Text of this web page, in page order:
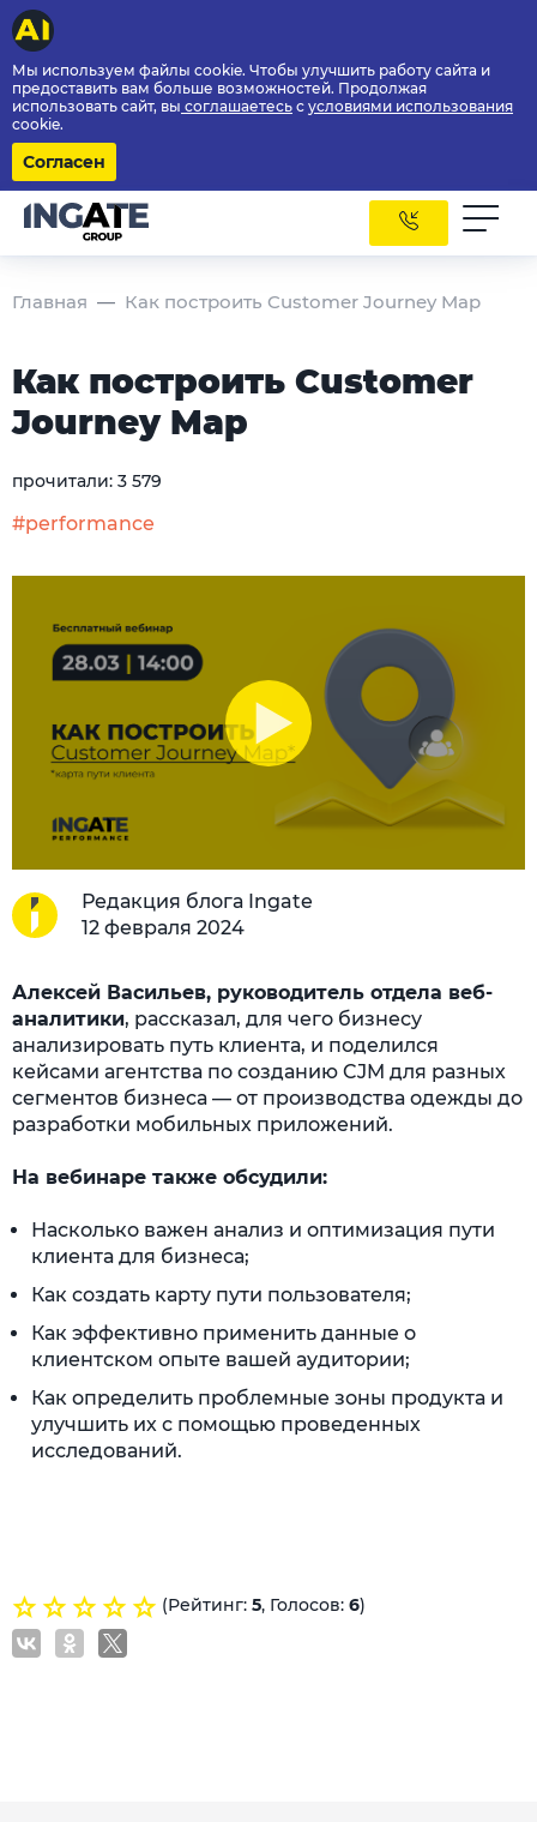
Мы используем файлы cookie. Чтобы улучшить работу сайта и
предоставить вам больше возможностей. Продолжая
использовать сайт, вы соглашаетесь с условиями использования
cookie.
Согласен
Главная Как построить Customer Journey Map
Как построить Customer
Journey Map
прочитали: 3 579
#performance
Редакция блога Ingate
12 февраля 2024
Алексей Васильев, руководитель отдела веб-
аналитики, рассказал, для чего бизнесу
анализировать путь клиента, и поделился
кейсами агентства по созданию CJM для разных
сегментов бизнеса — от производства одежды до
разработки мобильных приложений.
На вебинаре также обсудили:
Насколько важен анализ и оптимизация пути
клиента для бизнеса;
Как создать карту пути пользователя;
Как эффективно применить данные о
клиентском опыте вашей аудитории;
Как определить проблемные зоны продукта и
улучшить их с помощью проведенных
исследований.
(Рейтинг: 5, Голосов: 6)